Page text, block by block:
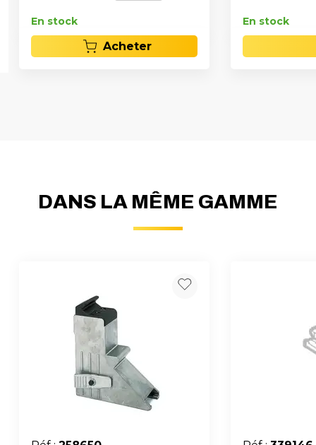
En stock
Acheter
En stock
DANS LA MÊME GAMME